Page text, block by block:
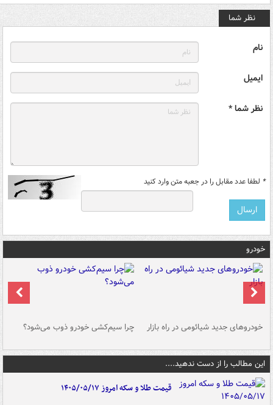
نظر شما
نام
ایمیل
نظر شما *
* لطفا عدد مقابل را در جعبه متن وارد کنید
خودرو
خودروهای جدید شیائومی در راه بازار چرا سیم‌کشی خودرو ذوب می‌شود؟
این مطالب را از دست ندهید....
قیمت طلا و سکه امروز ۱۴۰۵/۰۵/۱۷